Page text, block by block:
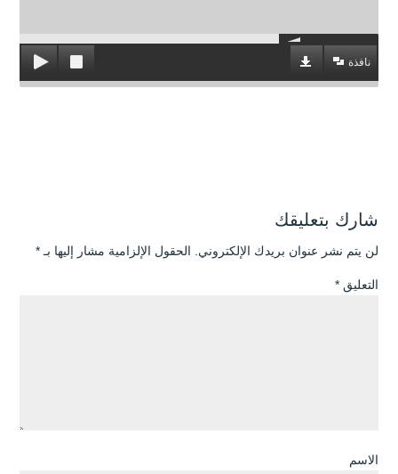
نافذة
شارك بتعليقك
لن يتم نشر عنوان بريدك الإلكتروني. الحقول الإلزامية مشار إليها بـ *
التعليق *
الاسم